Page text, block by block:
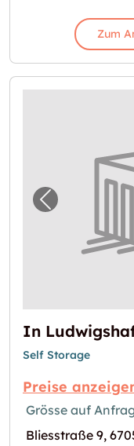
Zum
Vorheriges
Self Storage
Preise
Grösse auf
Bliesstraße 9,